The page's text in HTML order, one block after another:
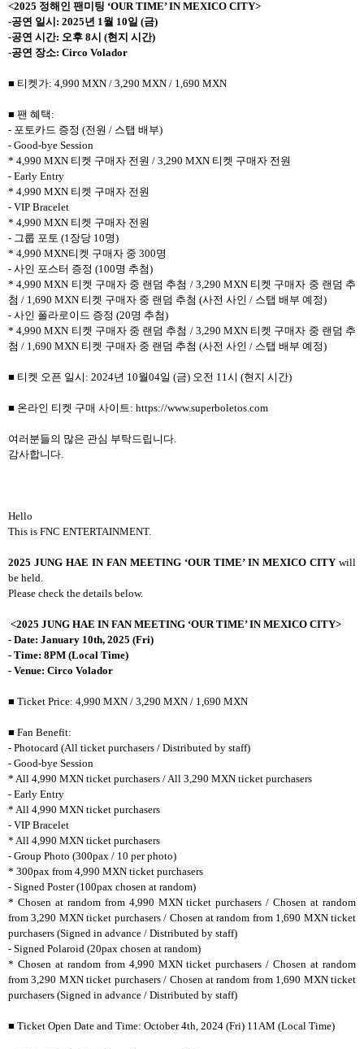
<2025 정해인 팬미팅 ‘OUR TIME’ IN MEXICO CITY>
-공연 일시: 2025년 1월 10일 (금)
-공연 시간: 오후 8시 (현지 시간)
-공연 장소: Circo Volador
■ 티켓가: 4,990 MXN / 3,290 MXN / 1,690 MXN
■ 팬 혜택:
- 포토카드 증정 (전원 / 스탭 배부)
- Good-bye Session
* 4,990 MXN 티켓 구매자 전원 / 3,290 MXN 티켓 구매자 전원
- Early Entry
* 4,990 MXN 티켓 구매자 전원
- VIP Bracelet
* 4,990 MXN 티켓 구매자 전원
- 그룹 포토 (1장당 10명)
* 4,990 MXN티켓 구매자 중 300명
- 사인 포스터 증정 (100명 추첨)
* 4,990 MXN 티켓 구매자 중 랜덤 추첨 / 3,290 MXN 티켓 구매자 중 랜덤 추
첨 / 1,690 MXN 티켓 구매자 중 랜덤 추첨 (사전 사인 / 스탭 배부 예정)
- 사인 폴라로이드 증정 (20명 추첨)
* 4,990 MXN 티켓 구매자 중 랜덤 추첨 / 3,290 MXN 티켓 구매자 중 랜덤 추
첨 / 1,690 MXN 티켓 구매자 중 랜덤 추첨 (사전 사인 / 스탭 배부 예정)
■ 티켓 오픈 일시: 2024년 10월04일 (금) 오전 11시 (현지 시간)
■ 온라인 티켓 구매 사이트: https://www.superboletos.com
여러분들의 많은 관심 부탁드립니다.
감사합니다.
Hello
This is FNC ENTERTAINMENT.
2025 JUNG HAE IN FAN MEETING ‘OUR TIME’ IN MEXICO CITY will
be held.
Please check the details below.
<2025 JUNG HAE IN FAN MEETING ‘OUR TIME’ IN MEXICO CITY>
- Date: January 10th, 2025 (Fri)
- Time: 8PM (Local Time)
- Venue: Circo Volador
■ Ticket Price: 4,990 MXN / 3,290 MXN / 1,690 MXN
■ Fan Benefit:
- Photocard (All ticket purchasers / Distributed by staff)
- Good-bye Session
* All 4,990 MXN ticket purchasers / All 3,290 MXN ticket purchasers
- Early Entry
* All 4,990 MXN ticket purchasers
- VIP Bracelet
* All 4,990 MXN ticket purchasers
- Group Photo (300pax / 10 per photo)
* 300pax from 4,990 MXN ticket purchasers
- Signed Poster (100pax chosen at random)
* Chosen at random from 4,990 MXN ticket purchasers / Chosen at random
from 3,290 MXN ticket purchasers / Chosen at random from 1,690 MXN ticket
purchasers (Signed in advance / Distributed by staff)
- Signed Polaroid (20pax chosen at random)
* Chosen at random from 4,990 MXN ticket purchasers / Chosen at random
from 3,290 MXN ticket purchasers / Chosen at random from 1,690 MXN ticket
purchasers (Signed in advance / Distributed by staff)
■ Ticket Open Date and Time: October 4th, 2024 (Fri) 11AM (Local Time)